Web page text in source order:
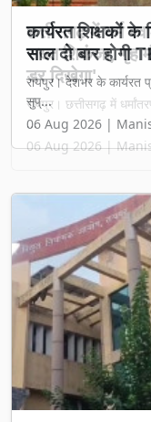
छत्तीसगढ़ में धर्म
सख्त शिकंजा, गृह
डर दिखेगा'
रायपुर। छत्तीसगढ़ में
...
06 Aug 2026 |